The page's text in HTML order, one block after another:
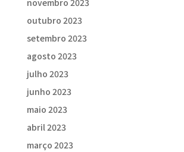
novembro 2023
outubro 2023
setembro 2023
agosto 2023
julho 2023
junho 2023
maio 2023
abril 2023
março 2023